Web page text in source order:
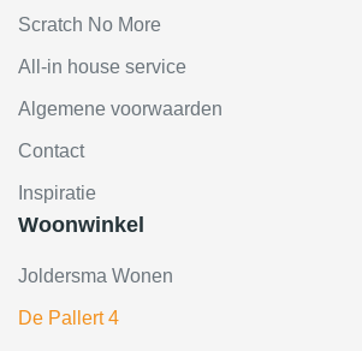
Scratch No More
All-in house service
Algemene voorwaarden
Contact
Inspiratie
Woonwinkel
Joldersma Wonen
De Pallert 4